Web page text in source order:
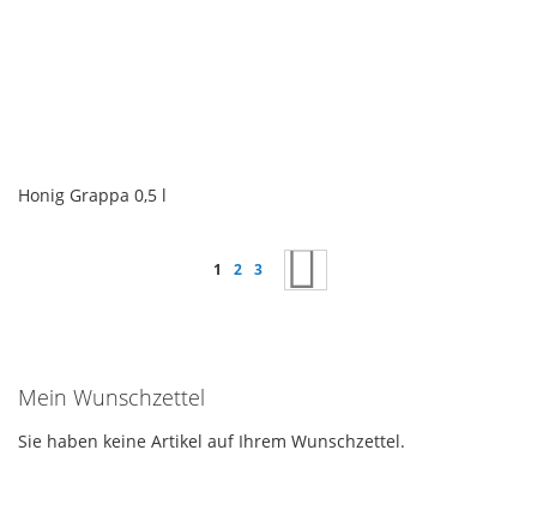
Honig Grappa 0,5 l
Seite
Sie lesen gerade Seite
1 Seite
2 Seite
3
Mein Wunschzettel
Sie haben keine Artikel auf Ihrem Wunschzettel.